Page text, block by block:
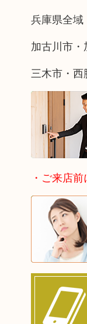
兵庫県全域
加古川市
三木市・
・ご来店